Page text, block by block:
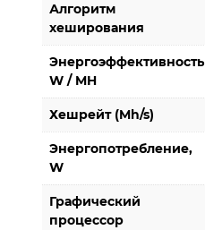
Алгоритм
хеширования
Энергоэффективность
W / MH
Хешрейт (Mh/s)
Энергопотребление,
W
Графический
процессор